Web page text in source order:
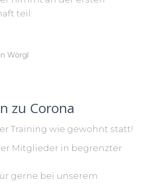
teil:
Wörgl
zu Corona
Training wie gewohnt statt!
Mitglieder in begrenzter
gerne bei unserem